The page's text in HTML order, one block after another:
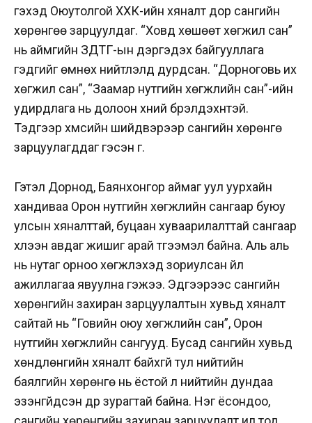
гэхэд Оюутолгой ХХК-ийн хяналт дор сангийн
хөрөнгөө зарцуулдаг. “Ховд хөшөөт хөгжил сан”
нь аймгийн ЗДТГ-ын дэргэдэх байгууллага
гэдгийг өмнөх нийтлэлд дурдсан. “Дорноговь их
хөгжил сан”, “Заамар нутгийн хөгжлийн сан”-ийн
удирдлага нь долоон хүний бүрэлдэхүүнтэй.
Тэдгээр хүмүүсийн шийдвэрээр сангийн хөрөнгө
зарцуулагддаг гэсэн үг.
Гэтэл Дорнод, Баянхонгор аймаг уул уурхайн
хандиваа Орон нутгийн хөгжлийн сангаар буюу
улсын хяналттай, буцаан хуваарилалттай сангаар
хүлээн авдаг жишиг арай түгээмэл байна. Аль аль
нь нутаг орноо хөгжүүлэхэд зориулсан үйл
ажиллагаа явуулна гэжээ. Эдгээрээс сангийн
хөрөнгийн захиран зарцуулалтын хувьд хяналт
сайтай нь “Говийн оюу хөгжлийн сан”, Орон
нутгийн хөгжлийн сангууд. Бусад сангийн хувьд
хөндлөнгийн хяналт байхгүй тул нийтийн
баялгийн хөрөнгө нь ёстой л нийтийн дундаа
эзэнгүйдсэн дүр зурагтай байна. Нэг ёсондоо,